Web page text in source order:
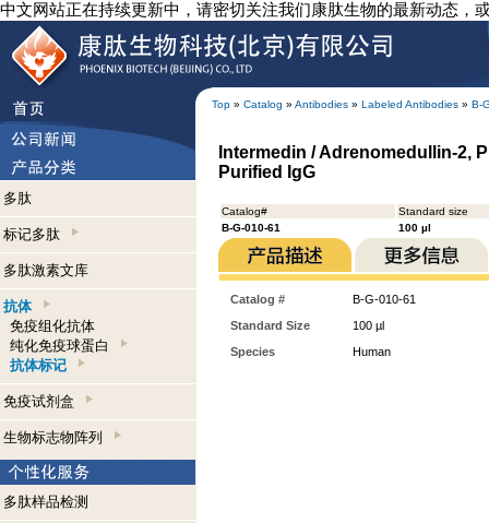
中文网站正在持续更新中，请密切关注我们康肽生物的最新动态，
Top » Catalog » Antibodies » Labeled Antibodies » B-
多肽
标记多肽
多肽激素文库
抗体
免疫组化抗体
纯化免疫球蛋白
抗体标记
免疫试剂盒
生物标志物阵列
多肽样品检测
Intermedin / Adrenomedullin-2,
Purified IgG
Catalog#
Standard size
B-G-010-61
100 µl
Catalog #
B-G-010-61
Standard Size
100 µl
Species
Human